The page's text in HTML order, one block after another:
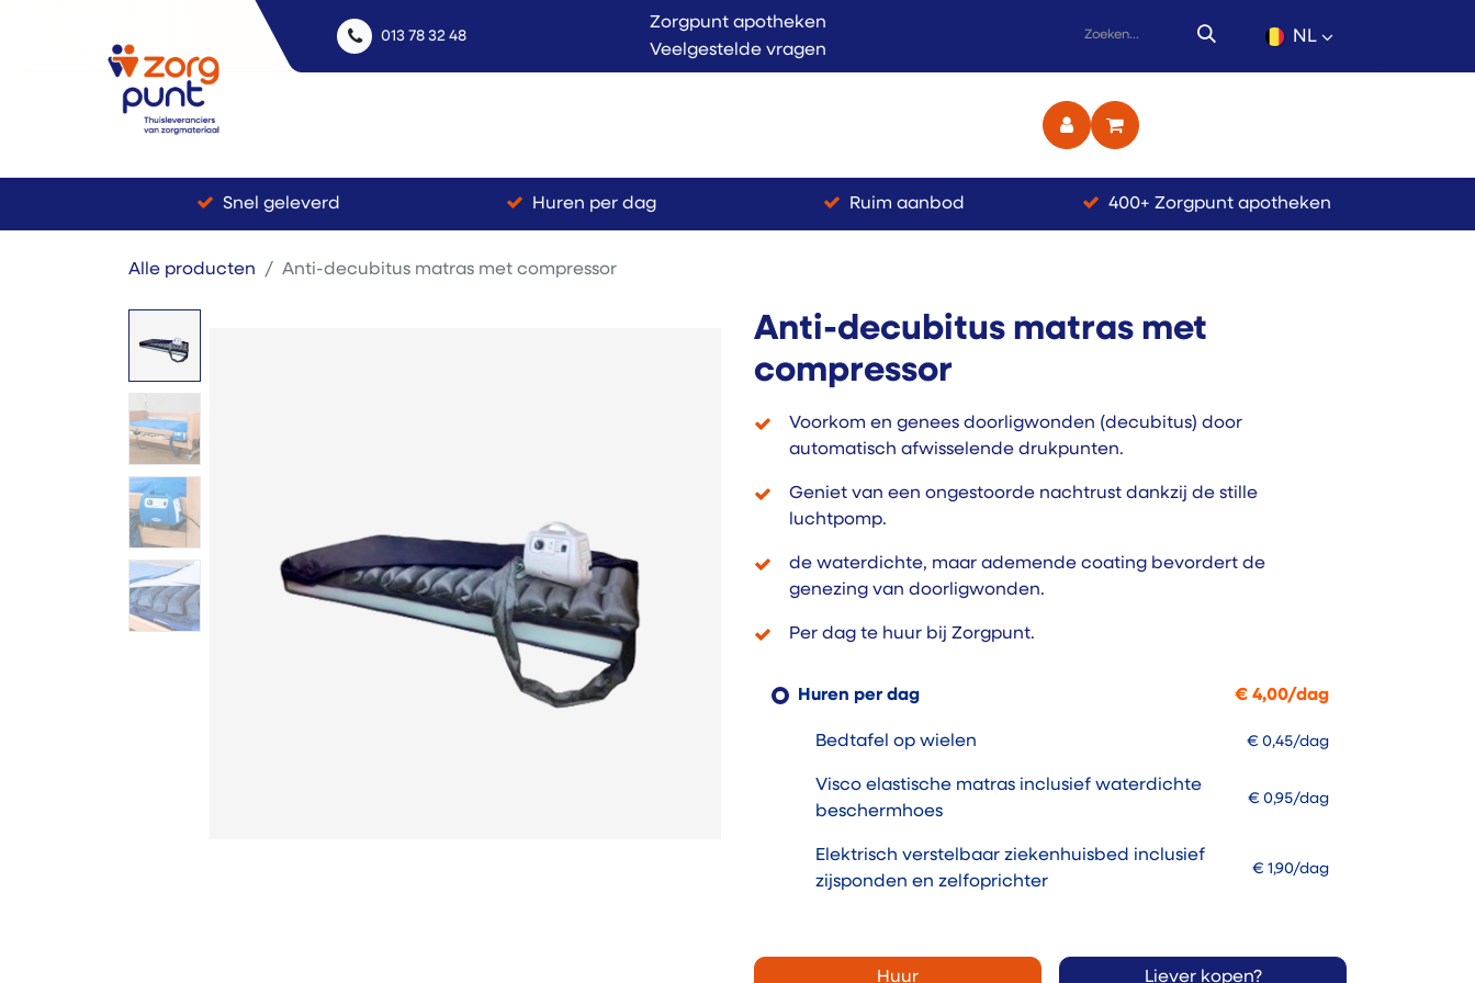
013 78 32 48
Zorgpunt apotheken
Veelgestelde vragen
NL
Snel geleverd Huren per dag Ruim aanbod 400+ Zorgpunt apotheken
Alle producten Anti-decubitus matras met compressor
Anti-decubitus matras met
compressor
Voorkom en genees doorligwonden (decubitus) door
automatisch afwisselende drukpunten.
Geniet van een ongestoorde nachtrust dankzij de stille
luchtpomp.
de waterdichte, maar ademende coating bevordert de
genezing van doorligwonden.
Per dag te huur bij Zorgpunt.
Huren per dag € 4,00/dag
Bedtafel op wielen € 0,45/dag
Visco elastische matras inclusief waterdichte
beschermhoes
€ 0,95/dag
Elektrisch verstelbaar ziekenhuisbed inclusief
zijsponden en zelfoprichter
€ 1,90/dag
Huur Liever kopen?